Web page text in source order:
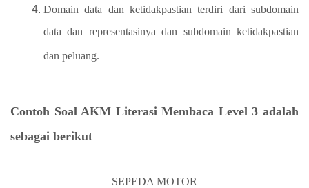
Domain data dan ketidakpastian terdiri dari subdomain
data dan representasinya dan subdomain ketidakpastian
dan peluang.
Contoh Soal AKM Literasi Membaca Level 3 adalah
sebagai berikut
SEPEDA MOTOR